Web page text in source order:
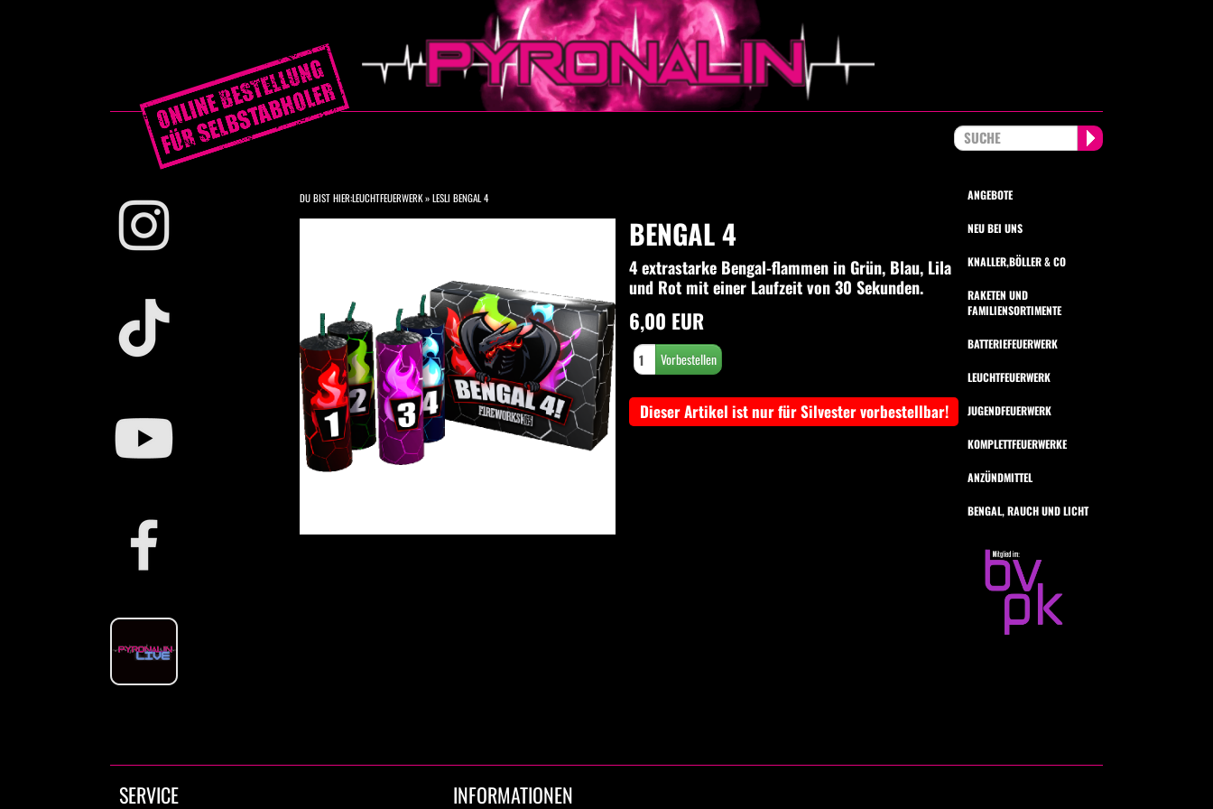
DU BIST HIER:LEUCHTFEUERWERK»LESLI BENGAL 4
BENGAL 4
4 extrastarke Bengal-flammen in Grün, Blau, Lila
und Rot mit einer Laufzeit von 30 Sekunden.
6,00 EUR
Dieser Artikel ist nur für Silvester vorbestellbar!
ANGEBOTE
NEU BEI UNS
KNALLER,BÖLLER & CO
RAKETEN UND
FAMILIENSORTIMENTE
BATTERIEFEUERWERK
LEUCHTFEUERWERK
JUGENDFEUERWERK
KOMPLETTFEUERWERKE
ANZÜNDMITTEL
BENGAL, RAUCH UND LICHT
SERVICE INFORMATIONEN